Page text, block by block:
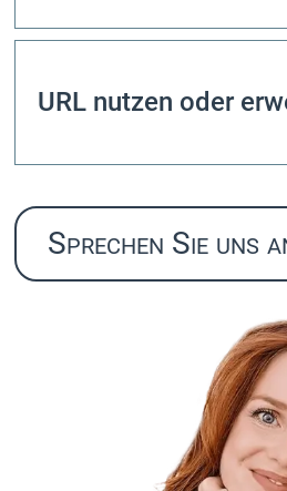
URL nutzen oder
Sprechen Sie uns